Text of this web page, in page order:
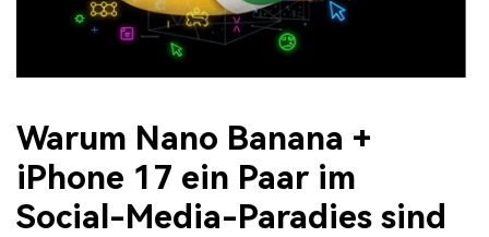
Warum Nano Banana +
iPhone 17 ein Paar im
Social-Media-Paradies sind